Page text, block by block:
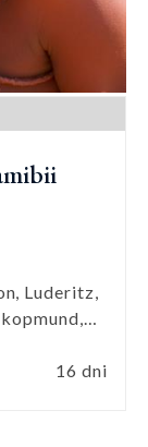
Luderitz,
16 dni